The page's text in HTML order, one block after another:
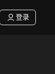
登录